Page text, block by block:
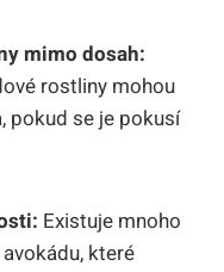
mimo dosah:
rostliny mohou
pokud se je pokusí
Existuje mnoho
které